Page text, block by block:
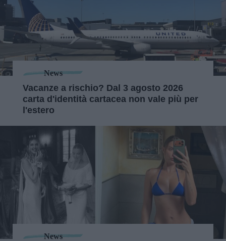
News
Vacanze a rischio? Dal 3 agosto 2026
carta d'identità cartacea non vale più per
l'estero
News